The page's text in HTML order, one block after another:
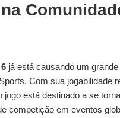
já está causando um
Com sua jogabilidade
jogo está destinado a se
competição em eventos